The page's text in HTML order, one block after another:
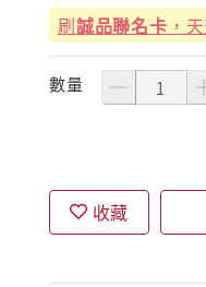
刷誠品聯名卡 ，
數量
收藏